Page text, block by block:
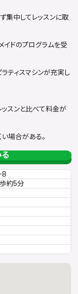
集中してレッスンに取
ドのプログラムを受
ティスマシンが充実し
ッスンと比べて料金が
場合がある。
8
約5分